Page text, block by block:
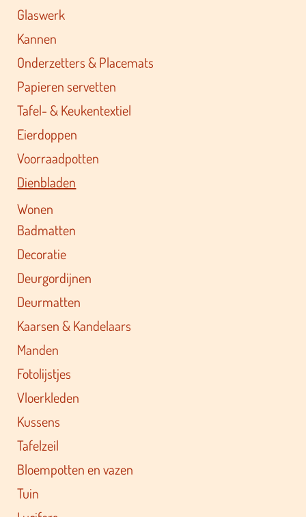
Glaswerk
Kannen
Onderzetters & Placemats
Papieren servetten
Tafel- & Keukentextiel
Eierdoppen
Voorraadpotten
Dienbladen
Wonen
Badmatten
Decoratie
Deurgordijnen
Deurmatten
Kaarsen & Kandelaars
Manden
Fotolijstjes
Vloerkleden
Kussens
Tafelzeil
Bloempotten en vazen
Tuin